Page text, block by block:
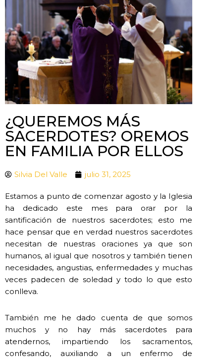
¿QUEREMOS MÁS
SACERDOTES? OREMOS
EN FAMILIA POR ELLOS
Silvia Del Valle julio 31, 2025
Estamos a punto de comenzar agosto y la Iglesia
ha dedicado este mes para orar por la
santificación de nuestros sacerdotes; esto me
hace pensar que en verdad nuestros sacerdotes
necesitan de nuestras oraciones ya que son
humanos, al igual que nosotros y también tienen
necesidades, angustias, enfermedades y muchas
veces padecen de soledad y todo lo que esto
conlleva.
También me he dado cuenta de que somos
muchos y no hay más sacerdotes para
atendernos, impartiendo los sacramentos,
confesando, auxiliando a un enfermo de